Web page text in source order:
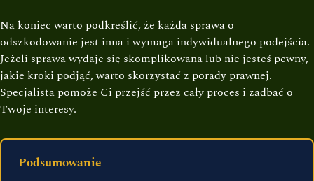
Na koniec warto podkreślić, że każda sprawa o
odszkodowanie jest inna i wymaga indywidualnego podejścia.
Jeżeli sprawa wydaje się skomplikowana lub nie jesteś pewny,
jakie kroki podjąć, warto skorzystać z porady prawnej.
Specjalista pomoże Ci przejść przez cały proces i zadbać o
Twoje interesy.
Podsumowanie